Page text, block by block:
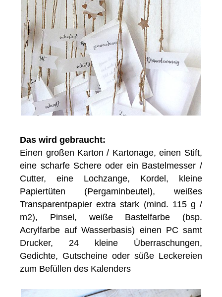
Das wird gebraucht:
Einen großen Karton / Kartonage, einen Stift,
eine scharfe Schere oder ein Bastelmesser /
Cutter, eine Lochzange, Kordel, kleine
Papiertüten (Pergaminbeutel), weißes
Transparentpapier extra stark (mind. 115 g /
m2), Pinsel, weiße Bastelfarbe (bsp.
Acrylfarbe auf Wasserbasis) einen PC samt
Drucker, 24 kleine Überraschungen,
Gedichte, Gutscheine oder süße Leckereien
zum Befüllen des Kalenders